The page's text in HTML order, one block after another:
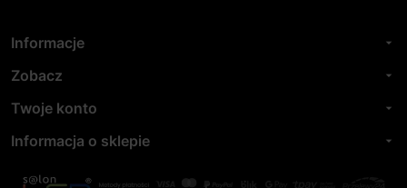
Informacje arrow_drop_down
Zobacz arrow_drop_down
Twoje konto arrow_drop_down
Informacja o sklepie arrow_drop_down